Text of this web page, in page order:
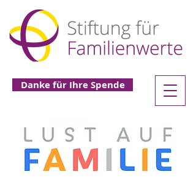
Danke für Ihre Spende